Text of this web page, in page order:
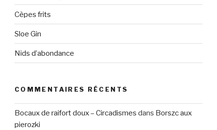
Cèpes frits
Sloe Gin
Nids d’abondance
COMMENTAIRES RÉCENTS
Bocaux de raifort doux – Circadismes dans Borszc aux
pierozki